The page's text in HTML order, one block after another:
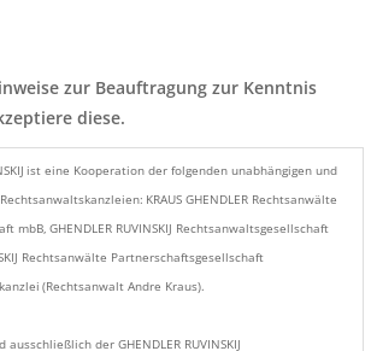
zur Beauftragung zur Kenntnis
diese.
ist eine Kooperation der folgenden unabhängigen und
KRAUS GHENDLER Rechtsanwälte
mbB, GHENDLER RUVINSKIJ Rechtsanwaltsgesellschaft
Rechtsanwälte Partnerschaftsgesellschaft
(Rechtsanwalt Andre Kraus).
der GHENDLER RUVINSKIJ